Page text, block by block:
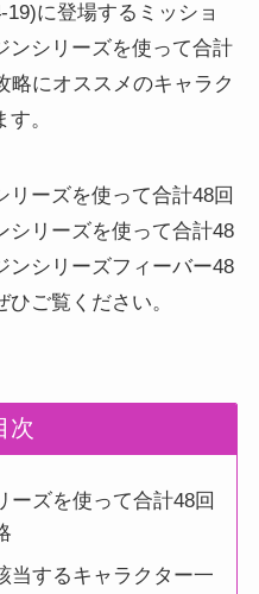
に登場するミッショ
ンシリーズを使って合計
略にオススメのキャラク
。
リーズを使って合計48回
シリーズを使って合計48
ンシリーズフィーバー48
ご覧ください。
次
ーズを使って合計48回
当するキャラクター一